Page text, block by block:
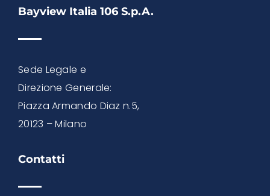
Bayview Italia 106 S.p.A.
Sede Legale e
Direzione Generale:
Piazza Armando Diaz n.5,
20123 – Milano
Contatti